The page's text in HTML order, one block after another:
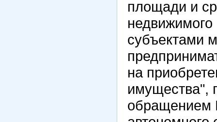
площади и
субъектами
на
имущества",
обращением